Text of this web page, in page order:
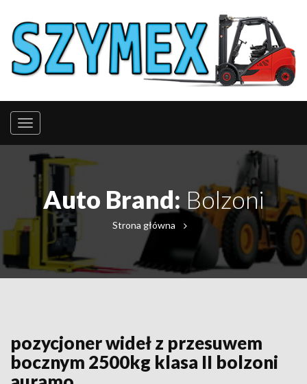
Auto Brand: Bolzoni
Strona główna
pozycjoner wideł z przesuwem
bocznym 2500kg klasa II bolzoni